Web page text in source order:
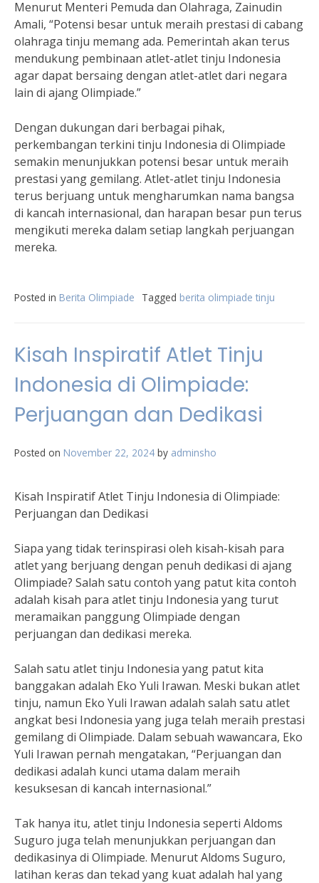
Menurut Menteri Pemuda dan Olahraga, Zainudin
Amali, “Potensi besar untuk meraih prestasi di cabang
olahraga tinju memang ada. Pemerintah akan terus
mendukung pembinaan atlet-atlet tinju Indonesia
agar dapat bersaing dengan atlet-atlet dari negara
lain di ajang Olimpiade.”
Dengan dukungan dari berbagai pihak,
perkembangan terkini tinju Indonesia di Olimpiade
semakin menunjukkan potensi besar untuk meraih
prestasi yang gemilang. Atlet-atlet tinju Indonesia
terus berjuang untuk mengharumkan nama bangsa
di kancah internasional, dan harapan besar pun terus
mengikuti mereka dalam setiap langkah perjuangan
mereka.
Posted in Berita Olimpiade Tagged berita olimpiade tinju
Kisah Inspiratif Atlet Tinju
Indonesia di Olimpiade:
Perjuangan dan Dedikasi
Posted on November 22, 2024 by adminsho
Kisah Inspiratif Atlet Tinju Indonesia di Olimpiade:
Perjuangan dan Dedikasi
Siapa yang tidak terinspirasi oleh kisah-kisah para
atlet yang berjuang dengan penuh dedikasi di ajang
Olimpiade? Salah satu contoh yang patut kita contoh
adalah kisah para atlet tinju Indonesia yang turut
meramaikan panggung Olimpiade dengan
perjuangan dan dedikasi mereka.
Salah satu atlet tinju Indonesia yang patut kita
banggakan adalah Eko Yuli Irawan. Meski bukan atlet
tinju, namun Eko Yuli Irawan adalah salah satu atlet
angkat besi Indonesia yang juga telah meraih prestasi
gemilang di Olimpiade. Dalam sebuah wawancara, Eko
Yuli Irawan pernah mengatakan, “Perjuangan dan
dedikasi adalah kunci utama dalam meraih
kesuksesan di kancah internasional.”
Tak hanya itu, atlet tinju Indonesia seperti Aldoms
Suguro juga telah menunjukkan perjuangan dan
dedikasinya di Olimpiade. Menurut Aldoms Suguro,
latihan keras dan tekad yang kuat adalah hal yang